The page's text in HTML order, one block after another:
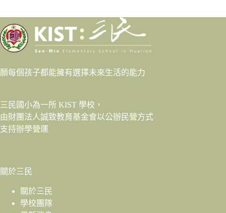
願每個孩子都能擁有選擇未來生活的能力
三民國小為一所 KIST 學校，
由財團法人誠致教育基金會以公辦民營方式
支持辦學營運
關於三民
關於三民
學校團隊